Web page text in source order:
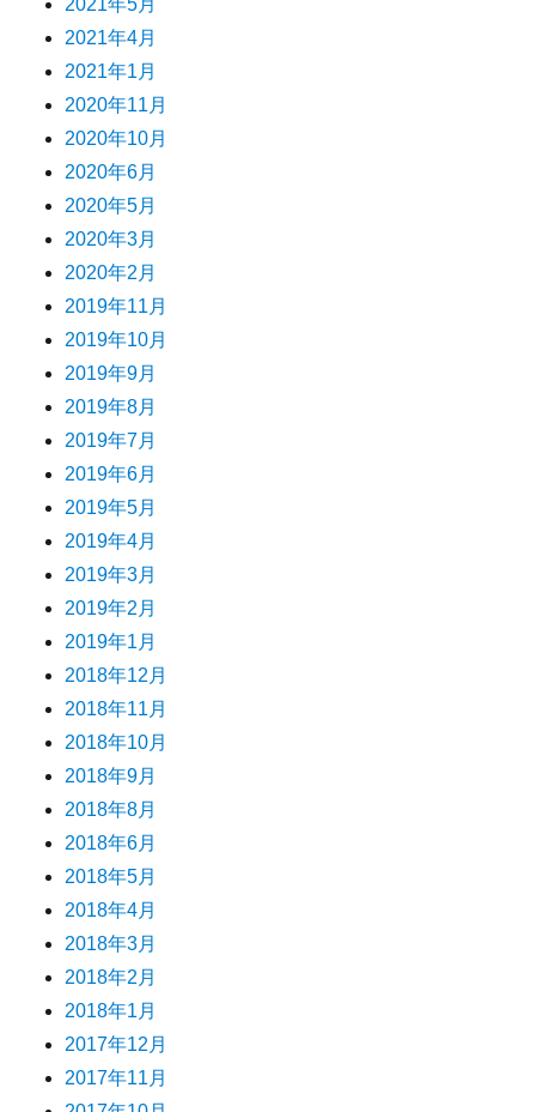
2021年4月
2021年1月
2020年11月
2020年10月
2020年6月
2020年5月
2020年3月
2020年2月
2019年11月
2019年10月
2019年9月
2019年8月
2019年7月
2019年6月
2019年5月
2019年4月
2019年3月
2019年2月
2019年1月
2018年12月
2018年11月
2018年10月
2018年9月
2018年8月
2018年6月
2018年5月
2018年4月
2018年3月
2018年2月
2018年1月
2017年12月
2017年11月